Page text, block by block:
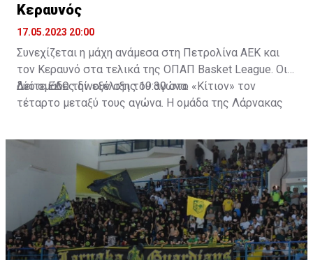
Kεραυνός
17.05.2023 20:00
Συνεχίζεται η μάχη ανάμεσα στη Πετρολίνα ΑΕΚ και
τον Κεραυνό στα τελικά της ΟΠΑΠ Basket League. Οι
δύο ομάδες δίνουν στις 19:30 στο «Κίτιον» τον
τέταρτο μεταξύ τους αγώνα. Η ομάδα της Λάρνακας
την άλλη ο Κεραυνός θέλει νίκη για να μεταφέρει ξανά
τη σειρά στην έδρα του, όπου θα κλείσει οριστικά η
υπόθεση τίτλος.
ΔείτεΕΔΩτην εξέλιξη του αγώνα.